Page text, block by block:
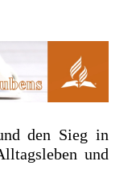
den Sieg in
und